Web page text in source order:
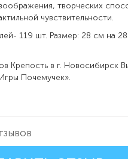
творческих
чувствительности.
119 шт. Размер: 28 см на
Крепость в г. Новосибирск
Почемучек».